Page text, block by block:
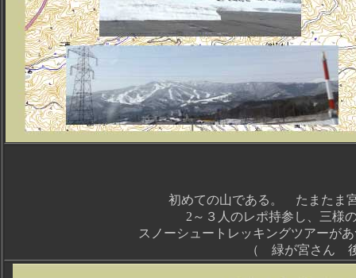
初めての山である。 たまたま
2～３人のレポ持参し、三様
スノーシュートレッキングツアーが
（ 緑が宮さん